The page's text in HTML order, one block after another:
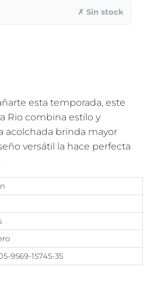
✗ Sin stock
esta temporada, este
Rio combina estilo y
acolchada brinda mayor
versátil la hace perfecta
9569-15745-35